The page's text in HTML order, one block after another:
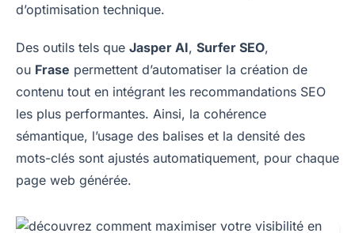
d’optimisation technique.
Des outils tels que Jasper AI, Surfer SEO,
ou Frase permettent d’automatiser la création de
contenu tout en intégrant les recommandations SEO
les plus performantes. Ainsi, la cohérence
sémantique, l’usage des balises et la densité des
mots-clés sont ajustés automatiquement, pour chaque
page web générée.